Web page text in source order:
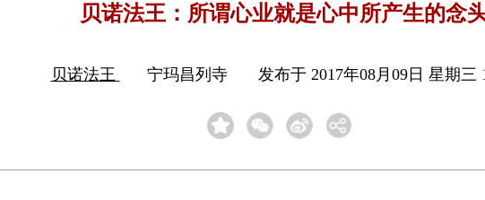
贝诺法王：所谓心业就是心中所产生的念
贝诺法王 宁玛昌列寺 发布于 2017年08月09日 星期三